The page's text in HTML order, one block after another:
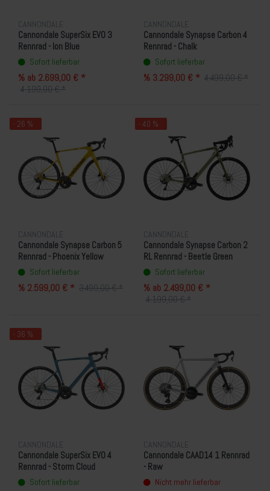
CANNONDALE
Cannondale SuperSix EVO 3
Rennrad - Ion Blue
Sofort lieferbar
% ab 2.699,00 € *
4.199,00 € *
CANNONDALE
Cannondale Synapse Carbon 4
Rennrad - Chalk
Sofort lieferbar
% 3.299,00 € * 4.499,00 € *
- 26 %
CANNONDALE
Cannondale Synapse Carbon 5
Rennrad - Phoenix Yellow
Sofort lieferbar
% 2.599,00 € * 3.499,00 € *
- 40 %
CANNONDALE
Cannondale Synapse Carbon 2
RL Rennrad - Beetle Green
Sofort lieferbar
% ab 2.499,00 € *
4.199,00 € *
- 36 %
CANNONDALE
Cannondale SuperSix EVO 4
Rennrad - Storm Cloud
Sofort lieferbar
CANNONDALE
Cannondale CAAD14 1 Rennrad
- Raw
Nicht mehr lieferbar